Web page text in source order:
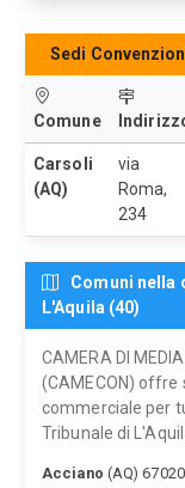
Sedi
Comune
Carsoli
(AQ)
via
Roma,
234
Comuni nella
L'Aquila (40)
CAMERA DI
(CAMECON) offre
commerciale per
Tribunale di
Acciano (AQ) 67020